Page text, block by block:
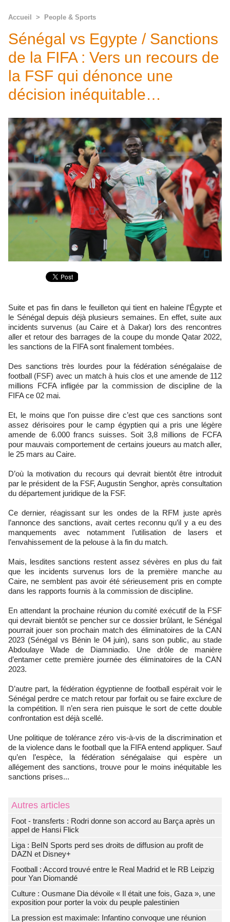
Accueil > People & Sports
Sénégal vs Egypte / Sanctions
de la FIFA : Vers un recours de
la FSF qui dénonce une
décision inéquitable…
Suite et pas fin dans le feuilleton qui tient en haleine l’Égypte et
le Sénégal depuis déjà plusieurs semaines. En effet, suite aux
incidents survenus (au Caire et à Dakar) lors des rencontres
aller et retour des barrages de la coupe du monde Qatar 2022,
les sanctions de la FIFA sont finalement tombées.
Des sanctions très lourdes pour la fédération sénégalaise de
football (FSF) avec un match à huis clos et une amende de 112
millions FCFA infligée par la commission de discipline de la
FIFA ce 02 mai.
Et, le moins que l’on puisse dire c’est que ces sanctions sont
assez dérisoires pour le camp égyptien qui a pris une légère
amende de 6.000 francs suisses. Soit 3,8 millions de FCFA
pour mauvais comportement de certains joueurs au match aller,
le 25 mars au Caire.
D’où la motivation du recours qui devrait bientôt être introduit
par le président de la FSF, Augustin Senghor, après consultation
du département juridique de la FSF.
Ce dernier, réagissant sur les ondes de la RFM juste après
l’annonce des sanctions, avait certes reconnu qu’il y a eu des
manquements avec notamment l’utilisation de lasers et
l’envahissement de la pelouse à la fin du match.
Mais, lesdites sanctions restent assez sévères en plus du fait
que les incidents survenus lors de la première manche au
Caire, ne semblent pas avoir été sérieusement pris en compte
dans les rapports fournis à la commission de discipline.
En attendant la prochaine réunion du comité exécutif de la FSF
qui devrait bientôt se pencher sur ce dossier brûlant, le Sénégal
pourrait jouer son prochain match des éliminatoires de la CAN
2023 (Sénégal vs Bénin le 04 juin), sans son public, au stade
Abdoulaye Wade de Diamniadio. Une drôle de manière
d’entamer cette première journée des éliminatoires de la CAN
2023.
D’autre part, la fédération égyptienne de football espérait voir le
Sénégal perdre ce match retour par forfait ou se faire exclure de
la compétition. Il n’en sera rien puisque le sort de cette double
confrontation est déjà scellé.
Une politique de tolérance zéro vis-à-vis de la discrimination et
de la violence dans le football que la FIFA entend appliquer. Sauf
qu’en l’espèce, la fédération sénégalaise qui espère un
allégement des sanctions, trouve pour le moins inéquitable les
sanctions prises...
Autres articles
Foot - transferts : Rodri donne son accord au Barça après un
appel de Hansi Flick
Liga : BeIN Sports perd ses droits de diffusion au profit de
DAZN et Disney+
Football : Accord trouvé entre le Real Madrid et le RB Leipzig
pour Yan Diomandé
Culture : Ousmane Dia dévoile « Il était une fois, Gaza », une
exposition pour porter la voix du peuple palestinien
La pression est maximale: Infantino convoque une réunion